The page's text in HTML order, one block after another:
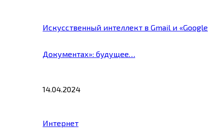
Искусственный интеллект в Gmail и «Google
Документах»: будущее…
14.04.2024
Интернет